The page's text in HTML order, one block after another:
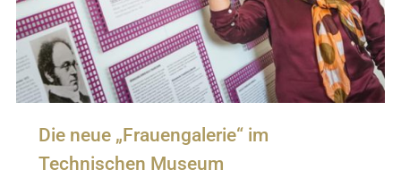
Die neue „Frauengalerie“ im
Technischen Museum